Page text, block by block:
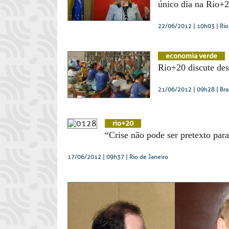
único dia na
22/06/2012 | 10h03 |
economia verde
Rio+20 discute
21/06/2012 | 09h28 |
rio+20
“Crise não pode ser pretexto
17/06/2012 | 09h37 | Rio de Janeiro